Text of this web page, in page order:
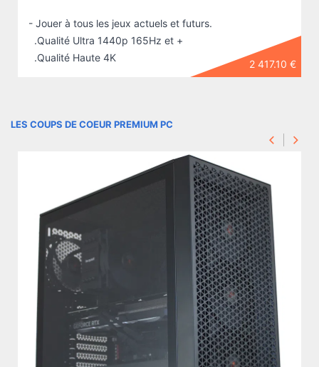
2 417.10 €
- Jouer à tous les jeux actuels et futurs.
.Qualité Ultra 1440p 165Hz et +
.Qualité Haute 4K
LES COUPS DE COEUR PREMIUM PC
PC Gamer RTX 5070Ti Essentiel 6.0